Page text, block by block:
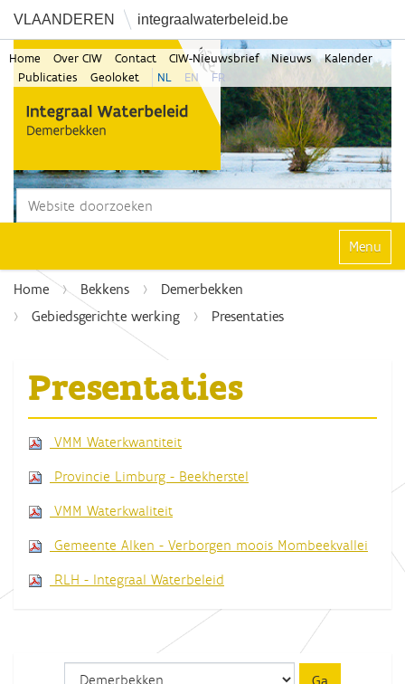
VLAANDEREN integraalwaterbeleid.be
Zoek
Home Over CIW Contact CIW-Nieuwsbrief Nieuws
Kalender
Publicaties
Geoloket NL EN FR
Klap
Home Bekkens
Demerbekken
Gebiedsgerichte werking
Presentaties
Presentaties
VMM Waterkwantiteit
Provincie Limburg - Beekherstel
VMM Waterkwaliteit
Gemeente Alken - Verborgen moois Mombeekvallei
RLH - Integraal Waterbeleid